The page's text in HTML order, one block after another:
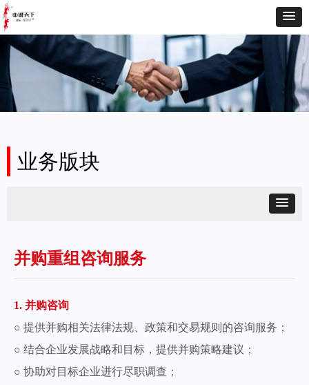
业务版块
并购重组咨询服务
1. 并购咨询
○ 提供并购相关法律法规、政策和交易规则的咨询服务；
○ 结合企业发展战略和目标，提供并购策略建议；
○ 协助对目标企业进行尽职调查；